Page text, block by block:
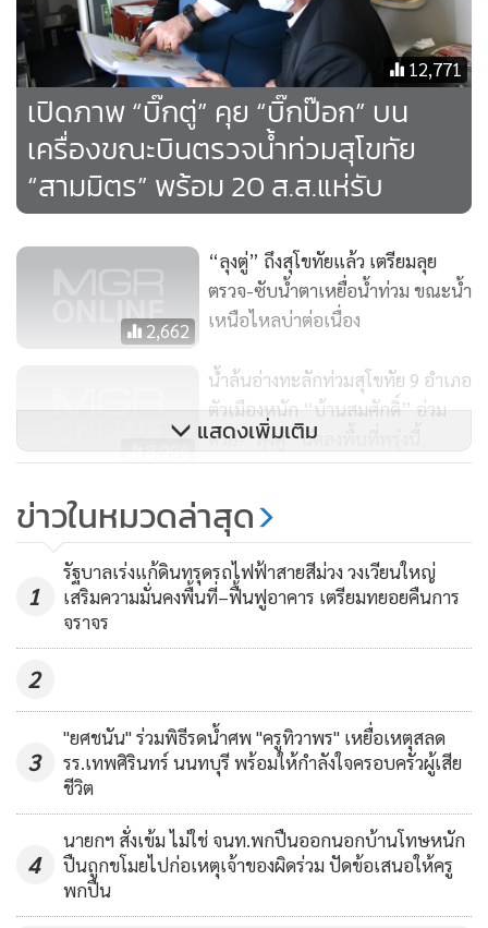
12,771
เปิดภาพ “บิ๊กตู่” คุย “บิ๊กป๊อก” บน
เครื่องขณะบินตรวจน้ำท่วมสุโขทัย
“สามมิตร” พร้อม 20 ส.ส.แห่รับ
2,662
“ลุงตู่” ถึงสุโขทัยแล้ว เตรียมลุย
ตรวจ-ซับน้ำตาเหยื่อน้ำท่วม ขณะน้ำ
เหนือไหลบ่าต่อเนื่อง
8,996
น้ำล้นอ่างทะลักท่วมสุโขทัย 9 อำเภอ
ตัวเมืองหนัก “บ้านสมศักดิ์” อ่วม
ด้วย-“ลุงตู่” นัดลงพื้นที่พรุ่งนี้
32
รับนายกฯ ช่วยน้ำท่วม ชี้ปีนี้เจอ
น้ำป่าเลยอ่วม ยันไม่ใช่พื้นที่วัดพลัง
ชาวบ้านเดือดร้อนจริง
แสดงเพิ่มเติม
ข่าวในหมวดล่าสุด
1
รัฐบาลเร่งแก้ดินทรุดรถไฟฟ้าสายสีม่วง วงเวียนใหญ่
เสริมความมั่นคงพื้นที่–ฟื้นฟูอาคาร เตรียมทยอยคืนการ
จราจร
2
3
"ยศชนัน" ร่วมพิธีรดน้ำศพ "ครูทิวาพร" เหยื่อเหตุสลด
รร.เทพศิรินทร์ นนทบุรี พร้อมให้กำลังใจครอบครัวผู้เสีย
ชีวิต
4
นายกฯ สั่งเข้ม ไม่ใช่ จนท.พกปืนออกนอกบ้านโทษหนัก
ปืนถูกขโมยไปก่อเหตุเจ้าของผิดร่วม ปัดข้อเสนอให้ครู
พกปืน